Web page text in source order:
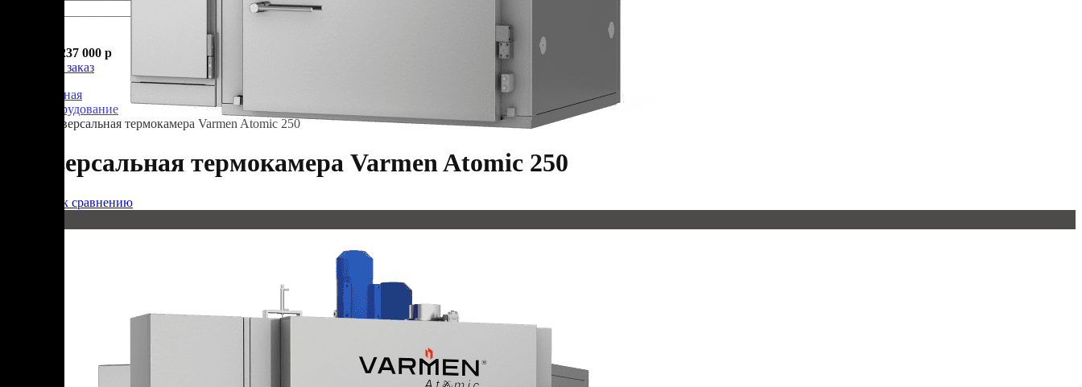
1 237 000 р
Оформить заказ
Главная
Оборудование
Универсальная термокамера Varmen Atomic 250
Универсальная термокамера Varmen Atomic 250
Добавить к сравнению